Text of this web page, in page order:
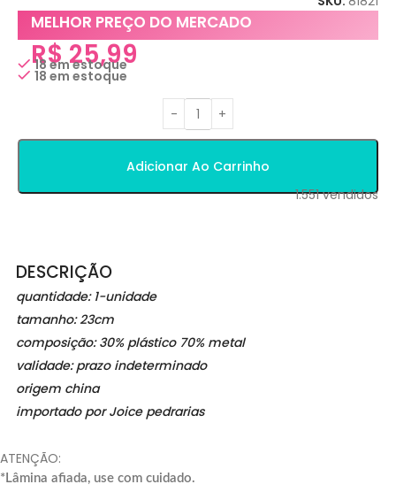
MELHOR PREÇO DO MERCADO
R$25,99
18 em estoque
18 em estoque
Adicionar Ao Carrinho
1.551vendidos
DESCRIÇÃO
quantidade: 1-unidade
tamanho: 23cm
composição: 30% plástico 70% metal
validade: prazo indeterminado
origem china
importado por Joice pedrarias
ATENÇÃO:
*Lâmina afiada, use com cuidado.